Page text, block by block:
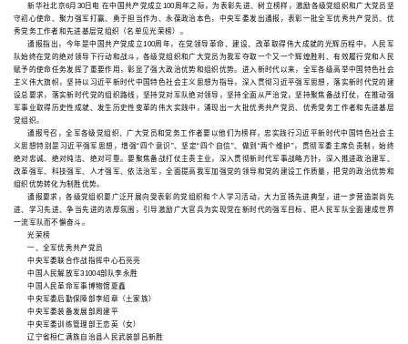
新华社北京6月30日电 在中国共产党成立100周年之际，为表彰先进、树立榜样，激励各级党组织和广大党员坚
守初心使命、聚力强军打赢、勇于担当作为、永葆政治本色，中央军委发出通报，表彰一批全军优秀共产党员、优
秀党务工作者和先进基层党组织（名单见光荣榜）。
通报指出，今年是中国共产党成立100周年，在党领导革命、建设、改革取得伟大成就的光辉历程中，人民军
队始终在党的绝对领导下行动和战斗，各级党组织和广大党员为我军夺取一个又一个辉煌胜利、有效履行党和人民
赋予的使命任务发挥了重要作用，彰显了强大政治优势和组织优势。进入新时代以来，全军各级高举中国特色社会
主义伟大旗帜，坚持以习近平新时代中国特色社会主义思想为指导，深入贯彻习近平强军思想，落实新时代党的建
设总要求，落实新时代党的组织路线，坚持党对军队绝对领导，坚持全面从严治党，坚持聚焦备战打仗，在推动强
军事业取得历史性成就、发生历史性变革的伟大实践中，涌现出一大批优秀共产党员、优秀党务工作者和先进基层
党组织。
通报号召，全军各级党组织、广大党员和党务工作者要以他们为榜样，忠实践行习近平新时代中国特色社会主
义思想特别是习近平强军思想，增强“四个意识”、坚定“四个自信”、做到“两个维护”，贯彻军委主席负责制，始终
绝对忠诚、绝对纯洁、绝对可靠。要聚焦备战打仗主责主业，深入贯彻新时代军事战略方针，深入推进政治建军、
改革强军、科技强军、人才强军、依法治军，全面提高我军加强党的领导和党的建设工作质量，把党的政治优势和
组织优势转化为制胜优势。
通报要求，各级党组织要广泛开展向受表彰的党组织和个人学习活动，大力宣扬先进典型，进一步营造崇尚先
进、学习先进、争当先进的浓厚氛围，引导激励广大官兵为实现党在新时代的强军目标、把人民军队全面建成世界
一流军队而不懈奋斗。
光荣榜
一、全军优秀共产党员
中央军委联合作战指挥中心石亮亮
中国人民解放军31004部队李永胜
中国人民革命军事博物馆夏鑫
中央军委后勤保障部李绍章（土家族）
中央军委装备发展部周建平
中央军委训练管理部王恋英（女）
辽宁省桓仁满族自治县人民武装部吕新胜